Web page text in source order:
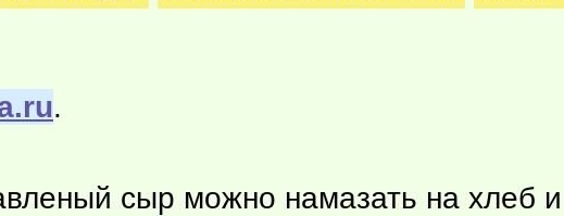
.
сыр можно намазать на хлеб